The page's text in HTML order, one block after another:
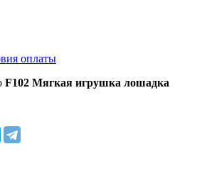
оплаты
F102 Мягкая игрушка лошадка